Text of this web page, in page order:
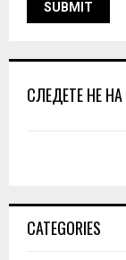
СЛЕДЕТЕ НЕ
CATEGORIES